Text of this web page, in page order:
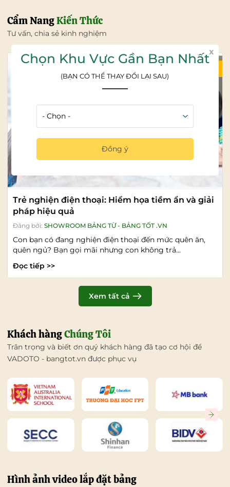
Cẩm NangKiến Thức
Tư vấn, chia sẻ kinh nghiệm
Trẻ nghiện điện thoại: Hiểm họa tiềm ẩn và giải
pháp hiệu quả
Đăng bởi: SHOWROOM BẢNG TỪ - BẢNG TỐT .VN
Con bạn có đang nghiện điện thoại đến mức quên ăn,
quên ngủ? Bạn gọi mãi nhưng con không trả...
Đọc tiếp >>
Xem tất cả
Khách hàngChúng Tôi
Trân trọng và biết ơn quý khách hàng đã tạo cơ hội để
VADOTO - bangtot.vn được phục vụ
Hình ảnh video lắp đặt bảng
x
Chọn Khu Vực Gần Bạn Nhất
(BẠN CÓ THỂ THAY ĐỔI LẠI SAU)
Đồng ý